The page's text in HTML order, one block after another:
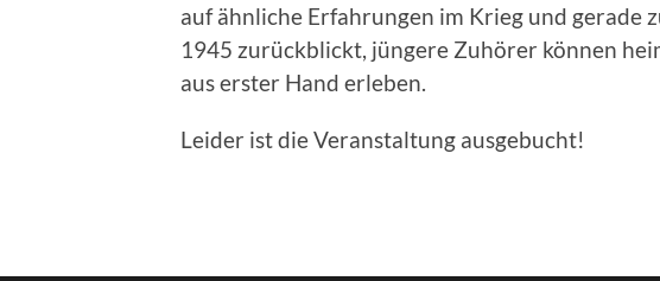
auf ähnliche Erfahrungen im Krieg und gerade
1945 zurückblickt, jüngere Zuhörer können
aus erster Hand erleben.
Leider ist die Veranstaltung ausgebucht!